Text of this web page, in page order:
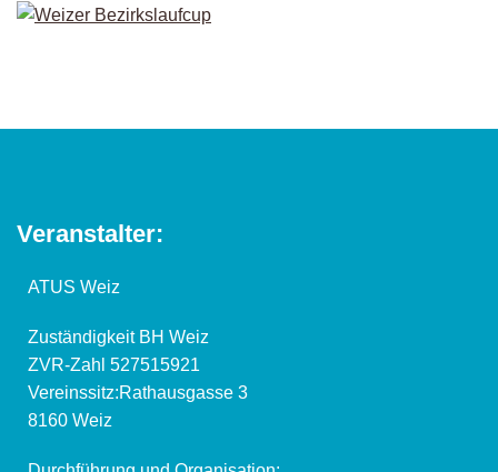
Veranstalter:
ATUS Weiz
Zuständigkeit BH Weiz
ZVR-Zahl 527515921
Vereinssitz:Rathausgasse 3
8160 Weiz